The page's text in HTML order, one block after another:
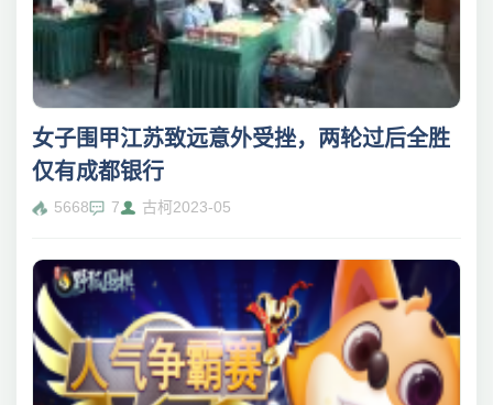
女子围甲江苏致远意外受挫，两轮过后全胜
仅有成都银行
5668 7 古柯2023-05